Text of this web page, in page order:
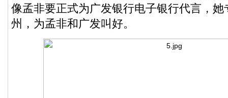
像孟非要正式为广发银行电子银行代言，
州，为孟非和广发叫好。